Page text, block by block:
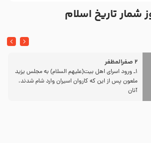
شمار تاریخ اسلام
2 صفرالمظفر
1ـ ورود اسراى اهل بیت‌(علیهم السلام) به مجلس یزید
ملعون پس از این كه كاروان اسیران وارد شام شدند،
آنان